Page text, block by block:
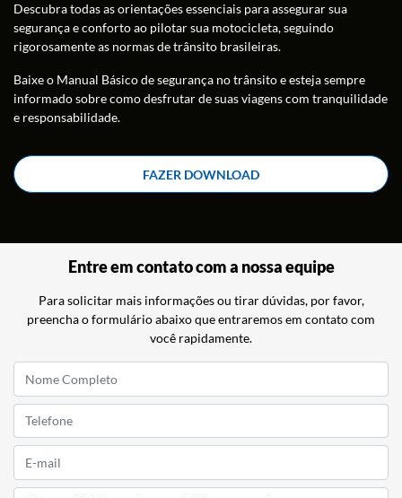
Descubra todas as orientações essenciais para assegurar sua
segurança e conforto ao pilotar sua motocicleta, seguindo
rigorosamente as normas de trânsito brasileiras.
Baixe o Manual Básico de segurança no trânsito e esteja sempre
informado sobre como desfrutar de suas viagens com tranquilidade
e responsabilidade.
FAZER DOWNLOAD
Entre em contato com a nossa equipe
Para solicitar mais informações ou tirar dúvidas, por favor,
preencha o formulário abaixo que entraremos em contato com
você rapidamente.